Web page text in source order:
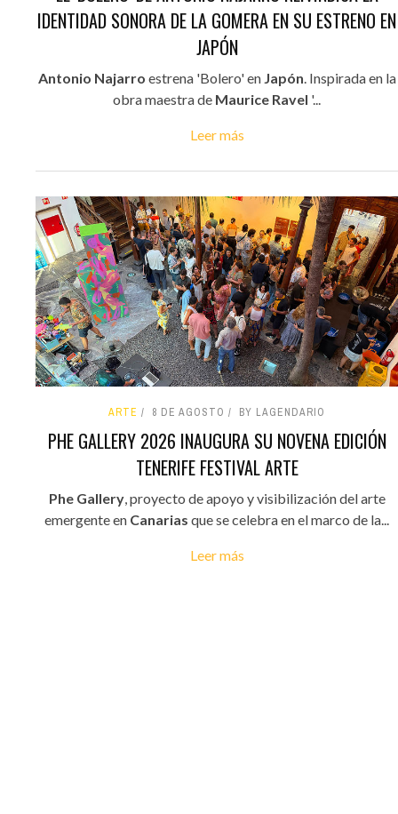
IDENTIDAD SONORA DE LA GOMERA EN SU ESTRENO EN
JAPÓN
Antonio Najarro estrena 'Bolero' en Japón. Inspirada en la
obra maestra de Maurice Ravel '...
Leer más
ARTE 8 DE AGOSTO BY LAGENDARIO
PHE GALLERY 2026 INAUGURA SU NOVENA EDICIÓN
TENERIFE FESTIVAL ARTE
Phe Gallery, proyecto de apoyo y visibilización del arte
emergente en Canarias que se celebra en el marco de la...
Leer más